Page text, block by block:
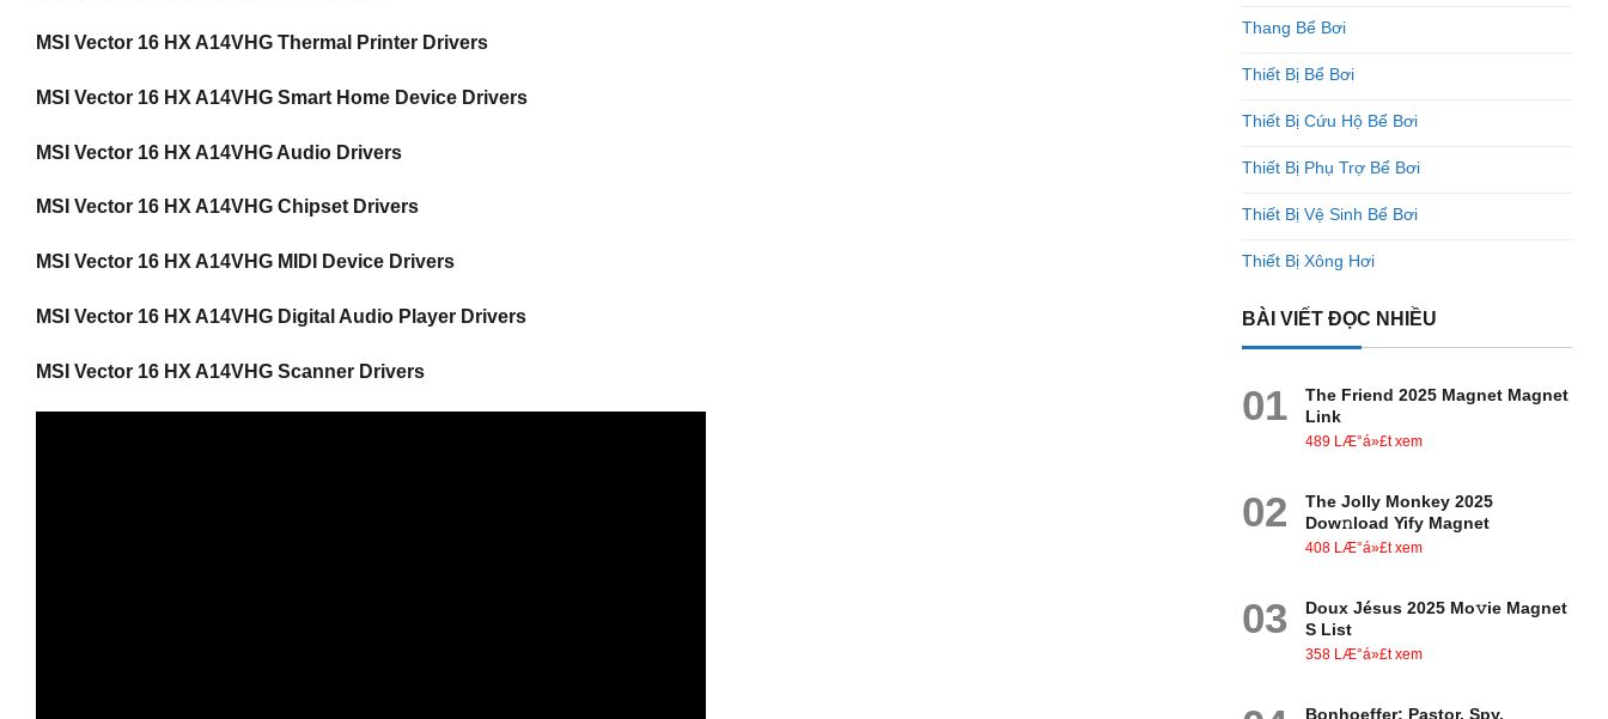
MSI Vector 16 HX A14VHG Thermal Printer Drivers
MSI Vector 16 HX A14VHG Smart Home Device Drivers
MSI Vector 16 HX A14VHG Audio Drivers
MSI Vector 16 HX A14VHG Chipset Drivers
MSI Vector 16 HX A14VHG MIDI Device Drivers
MSI Vector 16 HX A14VHG Digital Audio Player Drivers
MSI Vector 16 HX A14VHG Scanner Drivers
Thang Bể Bơi
Thiết Bị Bể Bơi
Thiết Bị Cứu Hộ Bể Bơi
Thiết Bị Phụ Trợ Bể Bơi
Thiết Bị Vệ Sinh Bể Bơi
Thiết Bị Xông Hơi
BÀI VIẾT ĐỌC NHIỀU
01
The Friend 2025 Magnet Magnet
Link
489 LÆ°á»£t xem
02
The Jolly Monkey 2025
Dow𝚗load Yify Magnet
408 LÆ°á»£t xem
03
Doux Jésus 2025 Mo𝚟ie Magnet
S List
358 LÆ°á»£t xem
Bonhoeffer: Pastor. Spy.